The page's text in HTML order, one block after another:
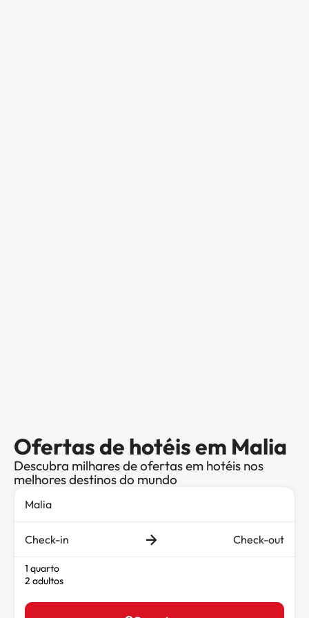
Ofertas de hotéis em Malia
Descubra milhares de ofertas em hotéis nos
melhores destinos do mundo
Check-in Check-out
1 quarto
2 adultos